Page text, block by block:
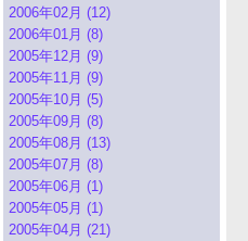
2006年02月 (12)
2006年01月 (8)
2005年12月 (9)
2005年11月 (9)
2005年10月 (5)
2005年09月 (8)
2005年08月 (13)
2005年07月 (8)
2005年06月 (1)
2005年05月 (1)
2005年04月 (21)